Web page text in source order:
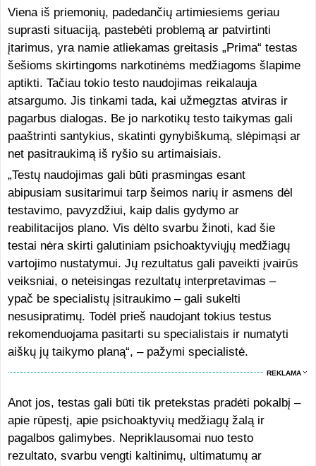
Viena iš priemonių, padedančių artimiesiems geriau
suprasti situaciją, pastebėti problemą ar patvirtinti
įtarimus, yra namie atliekamas greitasis „Prima“ testas
šešioms skirtingoms narkotinėms medžiagoms šlapime
aptikti. Tačiau tokio testo naudojimas reikalauja
atsargumo. Jis tinkami tada, kai užmegztas atviras ir
pagarbus dialogas. Be jo narkotikų testo taikymas gali
paaštrinti santykius, skatinti gynybiškumą, slėpimąsi ar
net pasitraukimą iš ryšio su artimaisiais.
„Testų naudojimas gali būti prasmingas esant
abipusiam susitarimui tarp šeimos narių ir asmens dėl
testavimo, pavyzdžiui, kaip dalis gydymo ar
reabilitacijos plano. Vis dėlto svarbu žinoti, kad šie
testai nėra skirti galutiniam psichoaktyviųjų medžiagų
vartojimo nustatymui. Jų rezultatus gali paveikti įvairūs
veiksniai, o neteisingas rezultatų interpretavimas –
ypač be specialistų įsitraukimo – gali sukelti
nesusipratimų. Todėl prieš naudojant tokius testus
rekomenduojama pasitarti su specialistais ir numatyti
aiškų jų taikymo planą“, – pažymi specialistė.
REKLAMA
Anot jos, testas gali būti tik pretekstas pradėti pokalbį –
apie rūpestį, apie psichoaktyvių medžiagų žalą ir
pagalbos galimybes. Nepriklausomai nuo testo
rezultato, svarbu vengti kaltinimų, ultimatumų ar